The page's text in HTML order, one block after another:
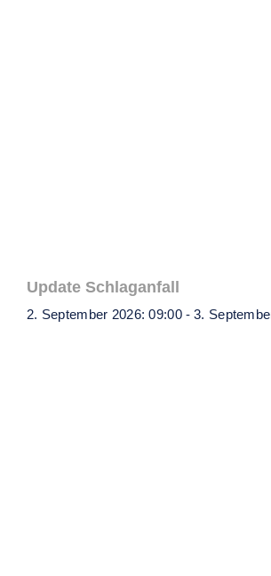
Update Schlaganfall
2. September 2026: 09:00 - 3.